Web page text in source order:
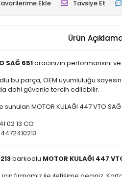
Ekle Tavsiye Et
Ürün
SAĞ 651aracınızın performansını
bu parça, OEM uyumluluğu
dahi güvenle tercih edilebilir.
MOTOR KULAĞI 447 VTO
02 13 CO
barkodlu MOTOR KULAĞI 447